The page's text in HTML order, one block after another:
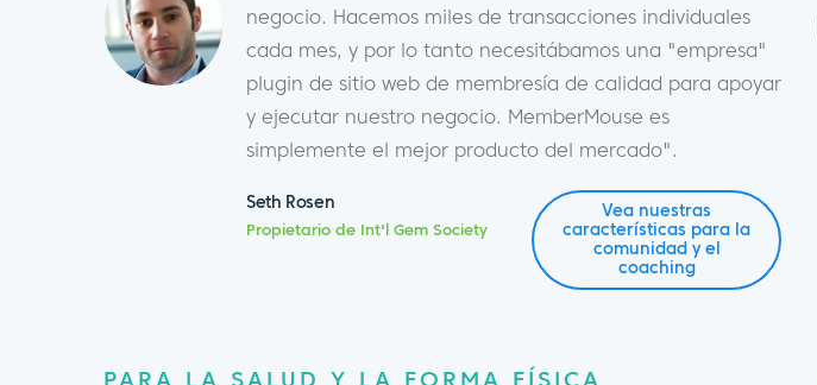
negocio. Hacemos miles de transacciones individuales
cada mes, y por lo tanto necesitábamos una "empresa"
plugin de sitio web de membresía de calidad para apoyar
y ejecutar nuestro negocio. MemberMouse es
simplemente el mejor producto del mercado".
Seth Rosen
Propietario de Int'l Gem Society
Vea nuestras
características para la
comunidad y el
coaching
PARA LA SALUD Y LA FORMA FÍSICA